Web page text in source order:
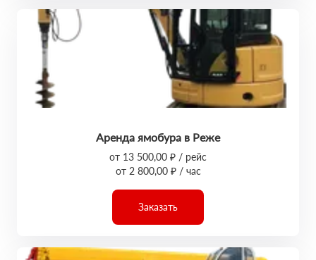
Аренда ямобура в Реже
от 13 500,00 ₽ / рейс
от 2 800,00 ₽ / час
Заказать